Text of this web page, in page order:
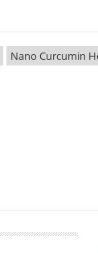
Nano Curcumin